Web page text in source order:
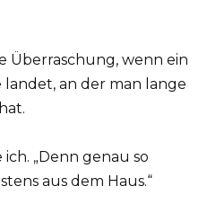
Überraschung, wenn ein
an der man lange
ich. „Denn genau so
aus dem Haus.“